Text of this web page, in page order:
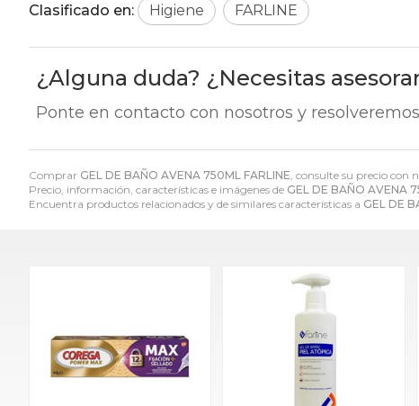
Comprar GEL DE BAÑO AVENA 750ML FARLINE , consulte su precio con
Precio, información, características e imágenes de GEL DE BAÑO AVENA
Encuentra productos relacionados y de similares características a GEL DE
Clasificado en: Higiene FARLINE
¿Alguna duda? ¿Necesitas
Ponte en contacto con nosotros y